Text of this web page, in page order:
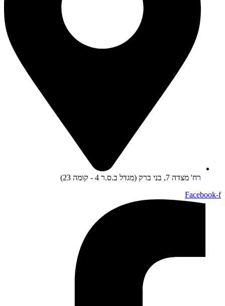
רח' מצדה 7, בני ברק (מגדל ב.ס.ר 4 - קומה 23)
Facebook-f